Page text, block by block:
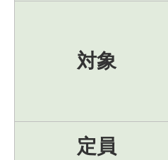
対象
定員